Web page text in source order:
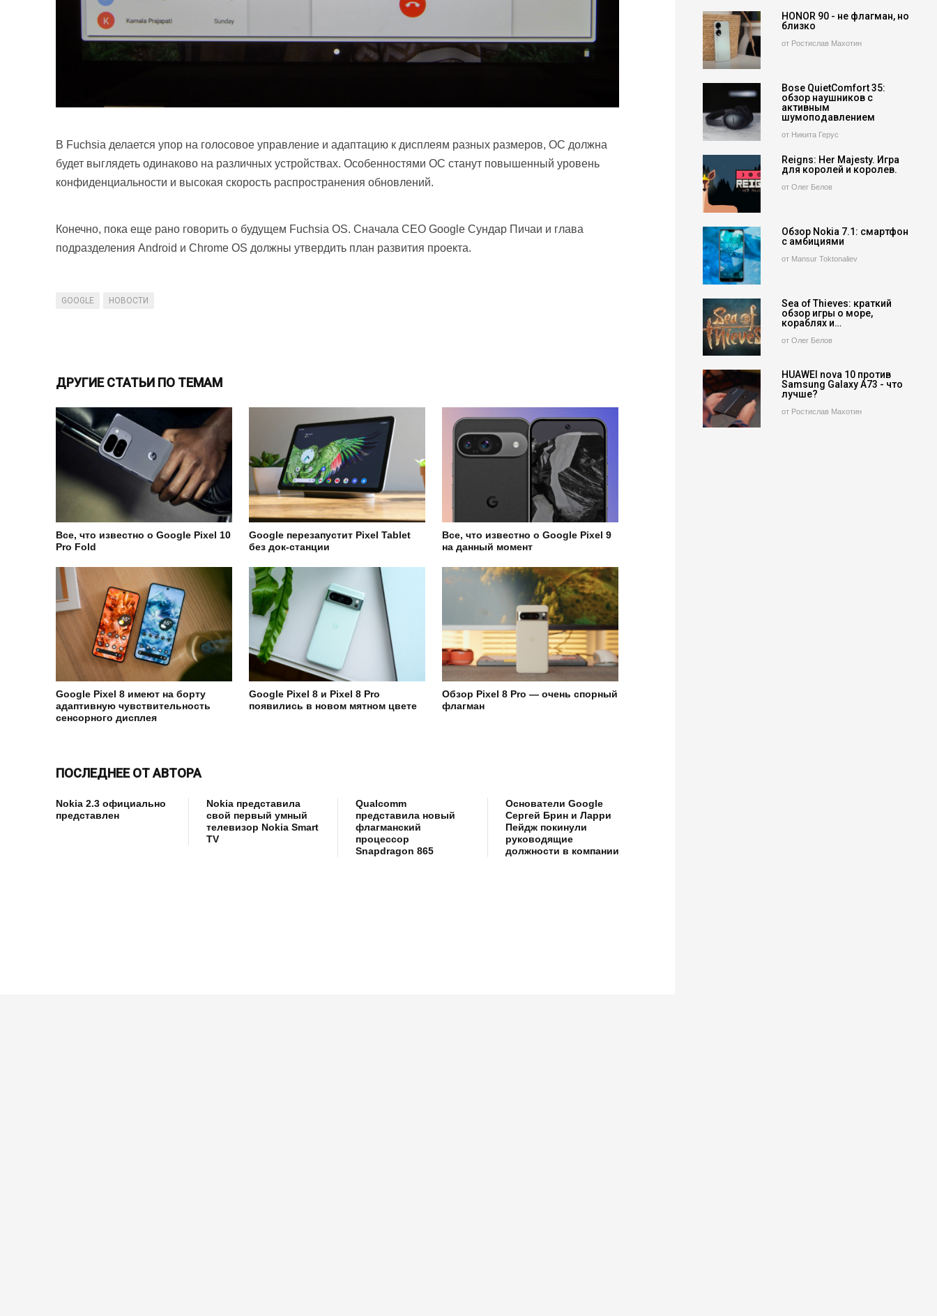
В Fuchsia делается упор на голосовое управление и адаптацию к дисплеям разных размеров, ОС должна
будет выглядеть одинаково на различных устройствах. Особенностями ОС станут повышенный уровень
конфиденциальности и высокая скорость распространения обновлений.
Конечно, пока еще рано говорить о будущем Fuchsia OS. Сначала СЕО Google Сундар Пичаи и глава
подразделения Android и Chrome OS должны утвердить план развития проекта.
GOOGLE НОВОСТИ
ДРУГИЕ СТАТЬИ ПО ТЕМАМ
Все, что известно о Google Pixel 10
Pro Fold
Google перезапустит Pixel Tablet
без док-станции
Все, что известно о Google Pixel 9
на данный момент
Google Pixel 8 имеют на борту
адаптивную чувствительность
сенсорного дисплея
Google Pixel 8 и Pixel 8 Pro
появились в новом мятном цвете
Обзор Pixel 8 Pro — очень спорный
флагман
ПОСЛЕДНЕЕ ОТ АВТОРА
Nokia 2.3 официально
представлен
Nokia представила
свой первый умный
телевизор Nokia Smart
TV
Qualcomm
представила новый
флагманский
процессор
Snapdragon 865
Основатели Google
Сергей Брин и Ларри
Пейдж покинули
руководящие
должности в компании
HONOR 90 - не флагман, но
близко
от Ростислав Махотин
Bose QuietComfort 35:
обзор наушников с
активным
шумоподавлением
от Никита Герус
Reigns: Her Majesty. Игра
для королей и королев.
от Олег Белов
Обзор Nokia 7.1: смартфон
с амбициями
от Mansur Toktonaliev
Sea of Thieves: краткий
обзор игры о море,
кораблях и…
от Олег Белов
HUAWEI nova 10 против
Samsung Galaxy A73 - что
лучше?
от Ростислав Махотин